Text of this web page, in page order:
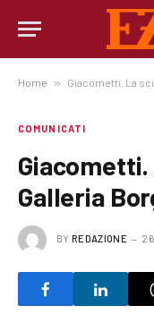
Home » Giacometti. La
COMUNICATI
Galleria
BY REDAZIONE